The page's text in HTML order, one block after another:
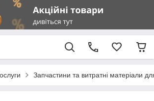
Запчастини та витратні матеріали